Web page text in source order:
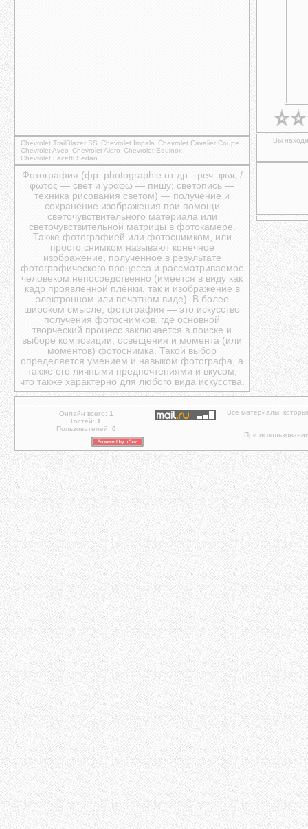
Chevrolet TrailBlazer SS Chevrolet Impala Chevrolet Cavalier Coupe
Chevrolet Aveo Chevrolet Alero Chevrolet Equinox
Chevrolet Lacetti Sedan
Фотография (фр. photographie от др.-греч. φως /
φωτος — свет и γραφω — пишу; светопись —
техника рисования светом) — получение и
сохранение изображения при помощи
светочувствительного материала или
светочувствительной матрицы в фотокамере.
Также фотографией или фотоснимком, или
просто снимком называют конечное
изображение, полученное в результате
фотографического процесса и рассматриваемое
человеком непосредственно (имеется в виду как
кадр проявленной плёнки, так и изображение в
электронном или печатном виде). В более
широком смысле, фотография — это искусство
получения фотоснимков, где основной
творческий процесс заключается в поиске и
выборе композиции, освещения и момента (или
моментов) фотоснимка. Такой выбор
определяется умением и навыком фотографа, а
также его личными предпочтениями и вкусом,
что также характерно для любого вида искусства.
Вы
Онлайн всего: 1
Гостей: 1
Пользователей: 0
Все материалы,
При